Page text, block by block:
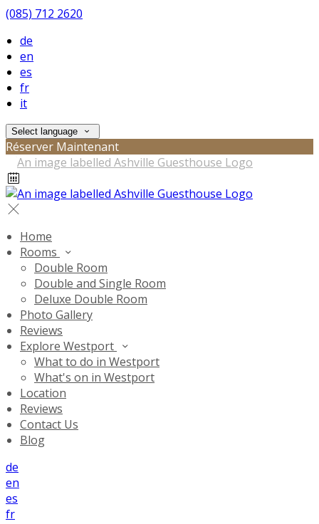
(085) 712 2620
de
en
es
fr
it
Select language
Réserver Maintenant
Home
Rooms
Double Room
Double and Single Room
Deluxe Double Room
Photo Gallery
Reviews
Explore Westport
What to do in Westport
What's on in Westport
Location
Reviews
Contact Us
Blog
de
en
es
fr